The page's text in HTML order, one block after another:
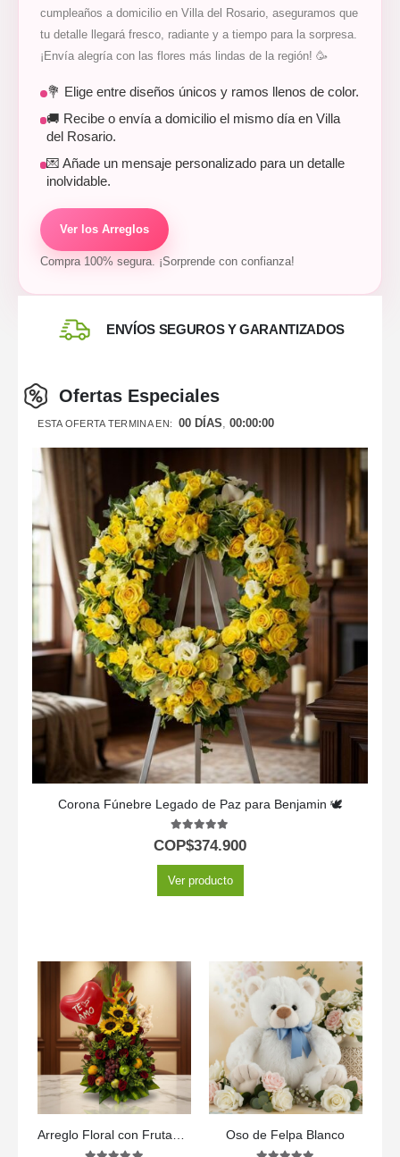
cumpleaños a domicilio en Villa del Rosario, aseguramos que
tu detalle llegará fresco, radiante y a tiempo para la sorpresa.
¡Envía alegría con las flores más lindas de la región! 🥳
💐 Elige entre diseños únicos y ramos llenos de color.
🚚 Recibe o envía a domicilio el mismo día en Villa
del Rosario.
💌 Añade un mensaje personalizado para un detalle
inolvidable.
Ver los Arreglos
Compra 100% segura. ¡Sorprende con confianza!
ENVÍOS SEGUROS Y GARANTIZADOS
Ofertas Especiales
ESTA OFERTA TERMINA EN: 00 DÍAS 00:00:00
Corona Fúnebre Legado de Paz para Benjamin 🕊️
5.00out of 5
COP$374.900
Ver producto
Arreglo Floral con Frutas Trópico Oso de Felpa Blanco